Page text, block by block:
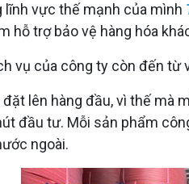
vực thế mạnh của mình
hỗ trợ bảo vệ hàng hóa
vụ của công ty còn đến
lên hàng đầu, vì thế mà
đầu tư. Mỗi sản phẩm
ngoài.